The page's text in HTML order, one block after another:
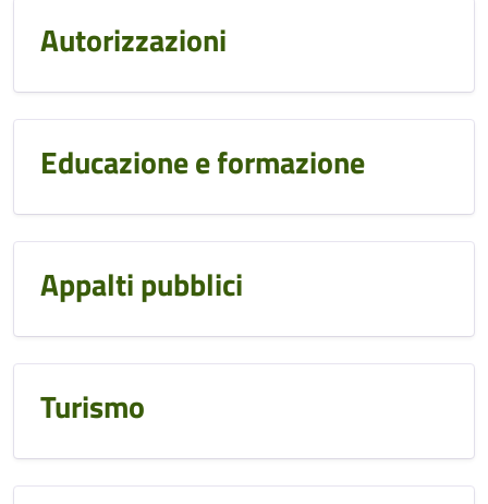
Autorizzazioni
Educazione e formazione
Appalti pubblici
Turismo